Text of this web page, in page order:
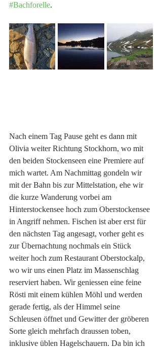
#Bachforelle.
Nach einem Tag Pause geht es dann mit
Olivia weiter Richtung Stockhorn, wo mit
den beiden Stockenseen eine Premiere auf
mich wartet. Am Nachmittag gondeln wir
mit der Bahn bis zur Mittelstation, ehe wir
die kurze Wanderung vorbei am
Hinterstockensee hoch zum Oberstockensee
in Angriff nehmen. Fischen ist aber erst für
den nächsten Tag angesagt, vorher geht es
zur Übernachtung nochmals ein Stück
weiter hoch zum Restaurant Oberstockalp,
wo wir uns einen Platz im Massenschlag
reserviert haben. Wir geniessen eine feine
Rösti mit einem kühlen Möhl und werden
gerade fertig, als der Himmel seine
Schleusen öffnet und Gewitter der gröberen
Sorte gleich mehrfach draussen toben,
inklusive üblen Hagelschauern. Da bin ich